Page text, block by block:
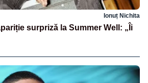
Ionuț Nichita
surpriză la Summer Well: „Îi